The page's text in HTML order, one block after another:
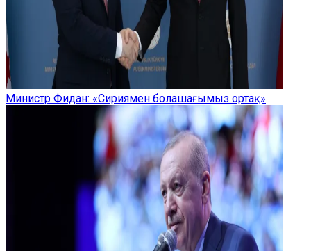
Министр Фидан: «Сириямен болашағымыз ортақ»